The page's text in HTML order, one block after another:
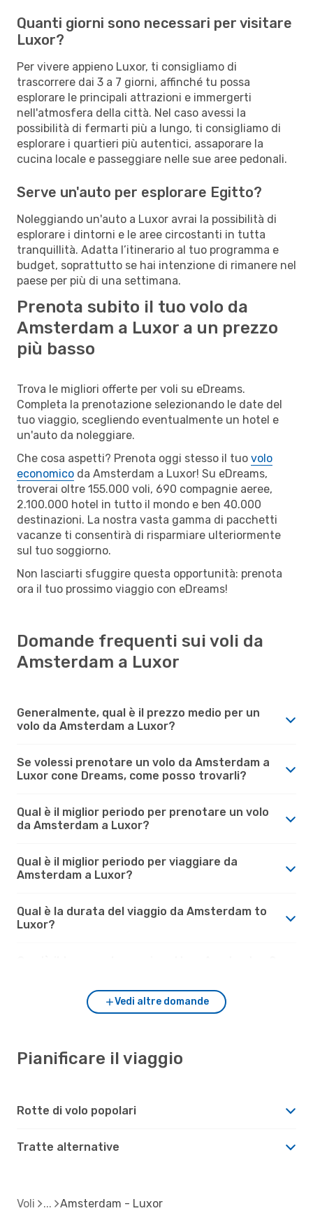
Quanti giorni sono necessari per visitare
Luxor?
Per vivere appieno Luxor, ti consigliamo di
trascorrere dai 3 a 7 giorni, affinché tu possa
esplorare le principali attrazioni e immergerti
nell'atmosfera della città. Nel caso avessi la
possibilità di fermarti più a lungo, ti consigliamo di
esplorare i quartieri più autentici, assaporare la
cucina locale e passeggiare nelle sue aree pedonali.
Serve un'auto per esplorare Egitto?
Noleggiando un'auto a Luxor avrai la possibilità di
esplorare i dintorni e le aree circostanti in tutta
tranquillità. Adatta l’itinerario al tuo programma e
budget, soprattutto se hai intenzione di rimanere nel
paese per più di una settimana.
Prenota subito il tuo volo da
Amsterdam a Luxor a un prezzo
più basso
Trova le migliori offerte per voli su eDreams.
Completa la prenotazione selezionando le date del
tuo viaggio, scegliendo eventualmente un hotel e
un'auto da noleggiare.
Che cosa aspetti? Prenota oggi stesso il tuo volo
economico da Amsterdam a Luxor! Su eDreams,
troverai oltre 155.000 voli, 690 compagnie aeree,
2.100.000 hotel in tutto il mondo e ben 40.000
destinazioni. La nostra vasta gamma di pacchetti
vacanze ti consentirà di risparmiare ulteriormente
sul tuo soggiorno.
Non lasciarti sfuggire questa opportunità: prenota
ora il tuo prossimo viaggio con eDreams!
Domande frequenti sui voli da
Amsterdam a Luxor
Generalmente, qual è il prezzo medio per un
volo da Amsterdam a Luxor?
Se volessi prenotare un volo da Amsterdam a
Luxor cone Dreams, come posso trovarli?
Qual è il miglior periodo per prenotare un volo
da Amsterdam a Luxor?
Qual è il miglior periodo per viaggiare da
Amsterdam a Luxor?
Qual è la durata del viaggio da Amsterdam to
Luxor?
Vedi altre domande
Pianificare il viaggio
Rotte di volo popolari
Tratte alternative
Voli Amsterdam - Luxor